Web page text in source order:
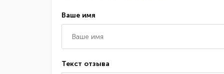
Ваше имя
Текст отзыва